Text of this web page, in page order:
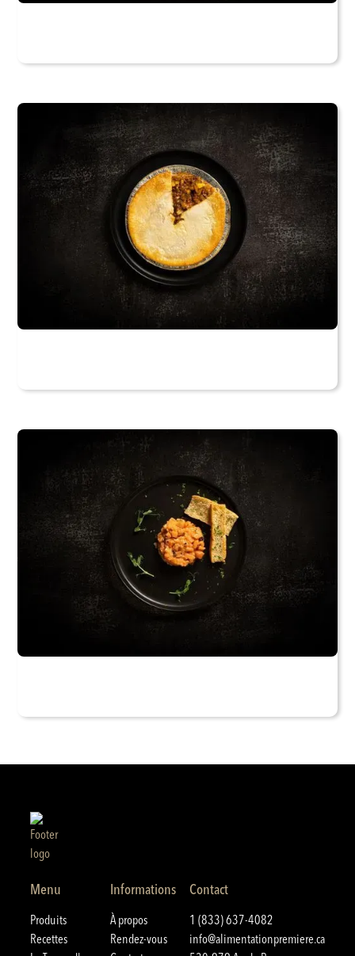
Menu
Produits
Recettes
Informations
À propos
Rendez-vous
Contact
1 (833) 637-4082
info@alimentationpremiere.ca